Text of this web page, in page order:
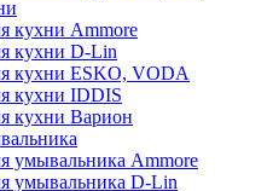
кухни Ammore
кухни D-Lin
кухни ESKO, VODA
кухни IDDIS
кухни Варион
умывальника Ammore
умывальника D-Lin